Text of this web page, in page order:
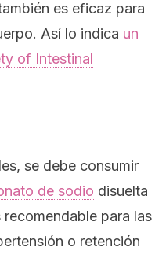
es eficaz para
Así lo indica un
of Intestinal
se debe consumir
de sodio disuelta
para las
o retención